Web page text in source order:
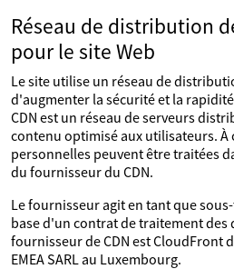
Réseau de distribution
pour le site Web
Le site utilise un réseau de
d'augmenter la sécurité et la
CDN est un réseau de serveurs
contenu optimisé aux utilisateurs. À
personnelles peuvent être traitées
du fournisseur du CDN.
Le fournisseur agit en tant que
base d'un contrat de traitement des
fournisseur de CDN est CloudFront
EMEA SARL au Luxembourg.